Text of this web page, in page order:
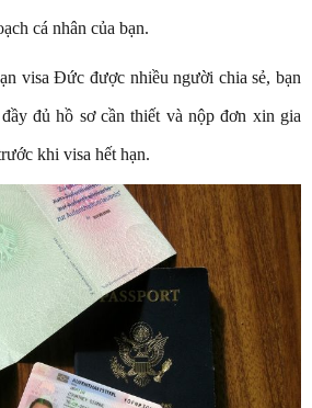
cá nhân của bạn.
visa Đức được nhiều người chia sẻ, bạn
đủ hồ sơ cần thiết và nộp đơn xin gia
khi visa hết hạn.